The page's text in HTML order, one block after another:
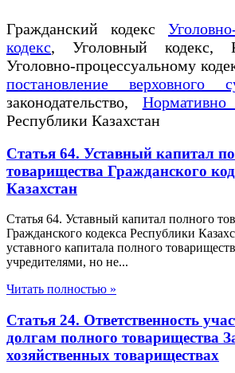
Гражданский кодекс
кодекс, Уголовный кодекс,
Уголовно-процессуальному
постановление верховного
законодательство,
Республики Казахстан
Статья 64. Уставный капитал
товарищества Гражданского
Казахстан
Статья 64. Уставный капитал полного
Гражданского кодекса Республики
уставного капитала полного
учредителями, но не...
Читать полностью »
Статья 24. Ответственность
долгам полного товарищества
хозяйственных товариществах